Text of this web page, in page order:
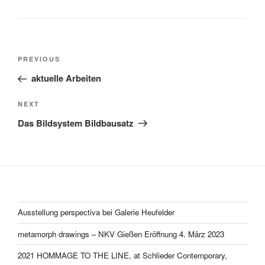
Post
Previous
Post
PREVIOUS
aktuelle Arbeiten
Next
Post
NEXT
Das Bildsystem Bildbausatz
Ausstellung perspectiva bei Galerie Heufelder
metamorph drawings – NKV Gießen Eröffnung 4. März 2023
2021 HOMMAGE TO THE LINE, at Schlieder Contemporary,